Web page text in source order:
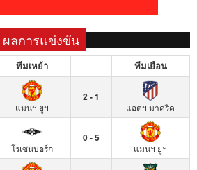
ผลการแข่งขัน
ทีมเหย้า ทีมเยือน
แมนฯ ยูฯ
2 - 1
แอตฯ มาดริด
โรเซนบอร์ก
0 - 5
แมนฯ ยูฯ